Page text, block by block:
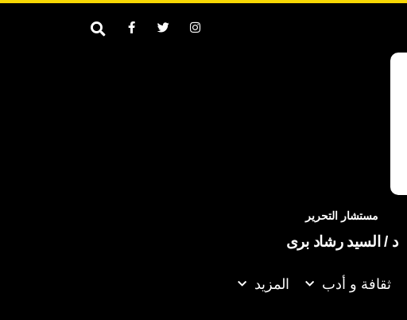
مستشار التحرير
د / السيد رشاد برى
ثقافة و أدب المزيد